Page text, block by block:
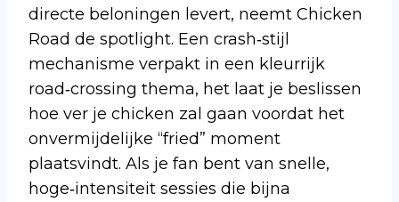
directe beloningen levert, neemt Chicken
Road de spotlight. Een crash‑stijl
mechanisme verpakt in een kleurrijk
road‑crossing thema, het laat je beslissen
hoe ver je chicken zal gaan voordat het
onvermijdelijke “fried” moment
plaatsvindt. Als je fan bent van snelle,
hoge‑intensiteit sessies die bijna